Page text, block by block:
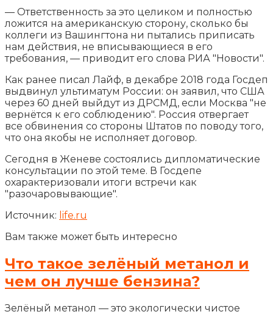
— Ответственность за это целиком и полностью
ложится на американскую сторону, сколько бы
коллеги из Вашингтона ни пытались приписать
нам действия, не вписывающиеся в его
требования, — приводит его слова РИА "Новости".
Как ранее писал Лайф, в декабре 2018 года Госдеп
выдвинул ультиматум России: он заявил, что США
через 60 дней выйдут из ДРСМД, если Москва "не
вернётся к его соблюдению". Россия отвергает
все обвинения со стороны Штатов по поводу того,
что она якобы не исполняет договор.
Сегодня в Женеве состоялись дипломатические
консультации по этой теме. В Госдепе
охарактеризовали итоги встречи как
"разочаровывающие".
Источник: life.ru
Вам также может быть интересно
Что такое зелёный метанол и
чем он лучше бензина?
Зелёный метанол — это экологически чистое